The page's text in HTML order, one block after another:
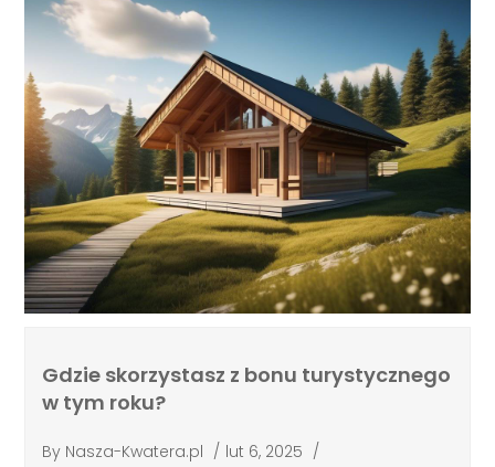
Gdzie skorzystasz z bonu turystycznego
w tym roku?
By Nasza-Kwatera.pl / lut 6, 2025 /